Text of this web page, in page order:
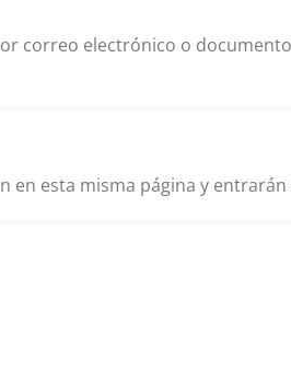
correo electrónico o
esta misma página y